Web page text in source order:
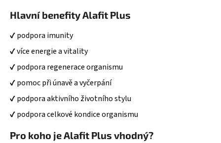
Hlavní benefity Alafit Plus
✔ podpora imunity
✔ více energie a vitality
✔ podpora regenerace organismu
✔ pomoc při únavě a vyčerpání
✔ podpora aktivního životního stylu
✔ podpora celkové kondice organismu
Pro koho je Alafit Plus vhodný?